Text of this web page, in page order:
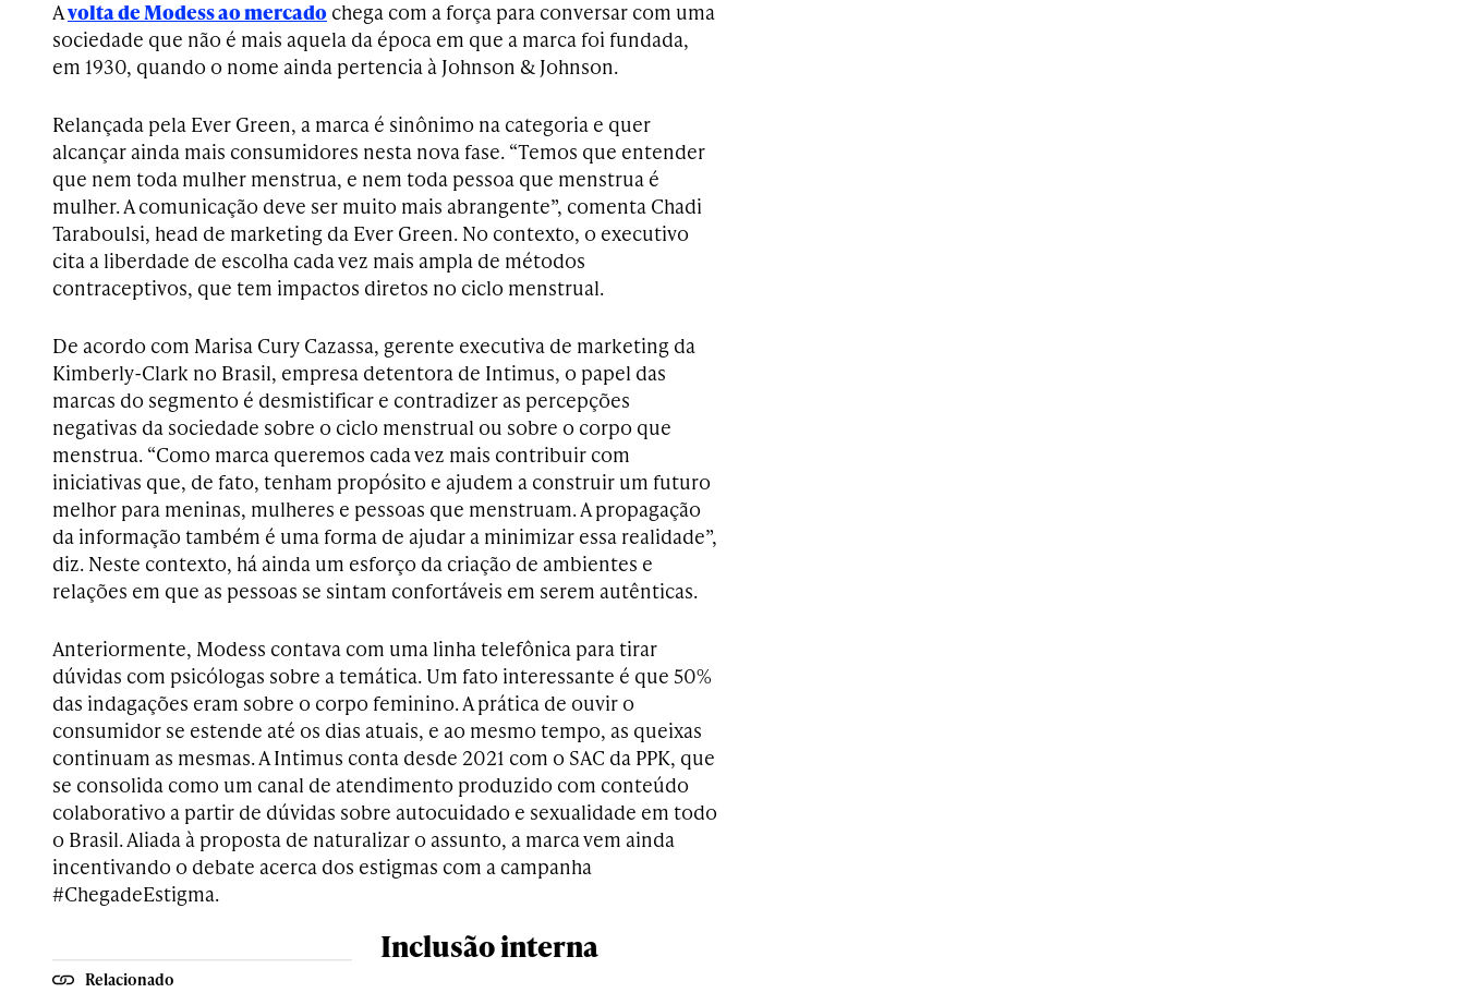
Avolta de Modess ao mercado chega com a força para conversar com uma
sociedade que não é mais aquela da época em que a marca foi fundada,
em 1930, quando o nome ainda pertencia à Johnson & Johnson.
Relançada pela Ever Green, a marca é sinônimo na categoria e quer
alcançar ainda mais consumidores nesta nova fase. “Temos que entender
que nem toda mulher menstrua, e nem toda pessoa que menstrua é
mulher. A comunicação deve ser muito mais abrangente”, comenta Chadi
Taraboulsi, head de marketing da Ever Green. No contexto, o executivo
cita a liberdade de escolha cada vez mais ampla de métodos
contraceptivos, que tem impactos diretos no ciclo menstrual.
De acordo com Marisa Cury Cazassa, gerente executiva de marketing da
Kimberly-Clark no Brasil, empresa detentora de Intimus, o papel das
marcas do segmento é desmistificar e contradizer as percepções
negativas da sociedade sobre o ciclo menstrual ou sobre o corpo que
menstrua. “Como marca queremos cada vez mais contribuir com
iniciativas que, de fato, tenham propósito e ajudem a construir um futuro
melhor para meninas, mulheres e pessoas que menstruam. A propagação
da informação também é uma forma de ajudar a minimizar essa realidade”,
diz. Neste contexto, há ainda um esforço da criação de ambientes e
relações em que as pessoas se sintam confortáveis em serem autênticas.
Anteriormente, Modess contava com uma linha telefônica para tirar
dúvidas com psicólogas sobre a temática. Um fato interessante é que 50%
das indagações eram sobre o corpo feminino. A prática de ouvir o
consumidor se estende até os dias atuais, e ao mesmo tempo, as queixas
continuam as mesmas. A Intimus conta desde 2021 com o SAC da PPK, que
se consolida como um canal de atendimento produzido com conteúdo
colaborativo a partir de dúvidas sobre autocuidado e sexualidade em todo
o Brasil. Aliada à proposta de naturalizar o assunto, a marca vem ainda
incentivando o debate acerca dos estigmas com a campanha
#ChegadeEstigma.
Relacionado
Inclusão interna